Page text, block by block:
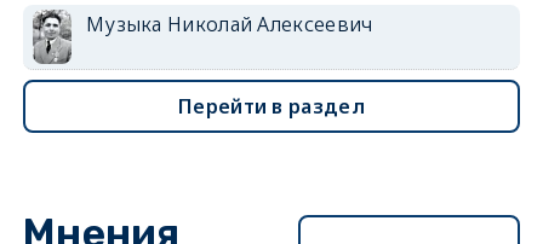
Музыка Николай Алексеевич
Перейти в раздел
Мнения